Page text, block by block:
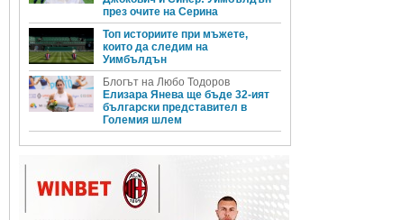
през очите на Серина
Топ историите при мъжете,
които да следим на
Уимбълдън
Блогът на Любо Тодоров
Елизара Янева ще бъде 32-ият
български представител в
Големия шлем